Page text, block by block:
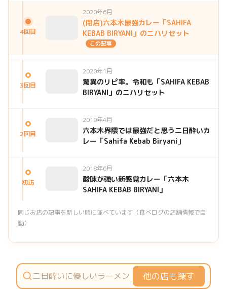
4回目
2020年6月
(閉店)六本木最強カレー「SAHIFA
KEBAB BIRYANI」のニハリセット
この記事
3回目
2020年1月
驚異のリピ率。令和も「SAHIFA KEBAB
BIRYANI」のニハリセット
2回目
2019年4月
六本木界隈では最強だと思う二日酔いカ
レー「Sahifa Kebab Biryani」
初訪
2018年6月
酸味が強い新感覚カレー「六本木
SAHIFA KEBAB BIRYANI」
同じお店の記事を新しい順に並べています（食べログの店舗情報で自
動）
他の店も探す